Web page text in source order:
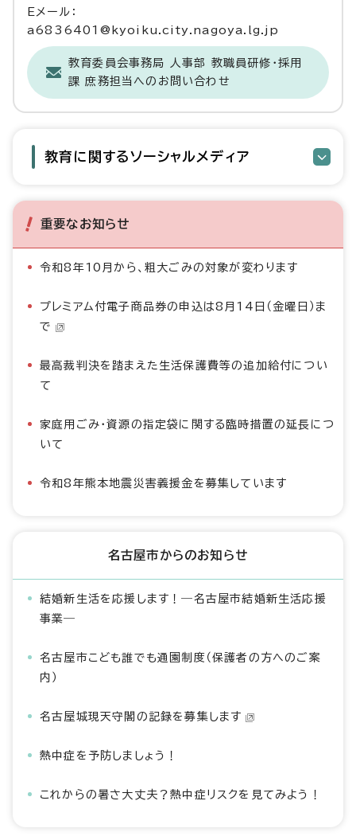
Eメール：
a6836401@kyoiku.city.nagoya.lg.jp
教育委員会事務局 人事部 教職員研修・採用
課 庶務担当へのお問い合わせ
教育に関するソーシャルメディア
重要なお知らせ
令和8年10月から、粗大ごみの対象が変わります
プレミアム付電子商品券の申込は8月14日（金曜日）ま
で
最高裁判決を踏まえた生活保護費等の追加給付につい
て
家庭用ごみ・資源の指定袋に関する臨時措置の延長につ
いて
令和8年熊本地震災害義援金を募集しています
名古屋市からのお知らせ
結婚新生活を応援します！―名古屋市結婚新生活応援
事業―
名古屋市こども誰でも通園制度（保護者の方へのご案
内）
名古屋城現天守閣の記録を募集します
熱中症を予防しましょう！
これからの暑さ大丈夫？熱中症リスクを見てみよう！